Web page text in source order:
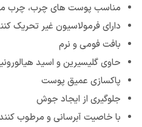
مناسب پوست های چرب، چرب
دارای فرمولاسیون غیر تحریک
بافت فومی و نرم
حاوی گلیسیرین و اسید
پاکسازی عمیق پوست
جلوگیری از ایجاد جوش
با خاصیت آبرسانی و مرطوب